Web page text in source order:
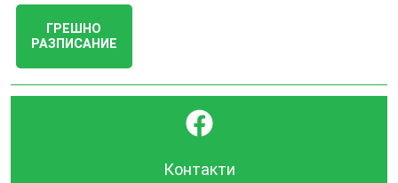
ГРЕШНО
РАЗПИСАНИЕ
}
Контакти